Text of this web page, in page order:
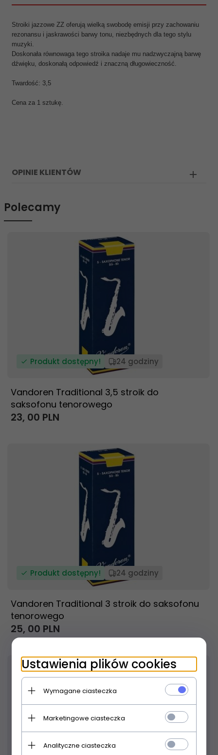
Stroiki jazzowe ZZ oferują wielką swobodę emisji przy zachowaniu
rezonansu i jaskrawości barwy tonu, niezbędnych dla tego stylu
muzyki.
Doskonała równowaga tego stroika nadaje mu nadzwyczajną barwę
dźwięku, doskonałą odpowiedź i znaczną długowieczność.
Twardość: 3,5
Cena za 1 sztukę.
OPINIE KLIENTÓW
Polecamy
Produkt dostępny! 24 godziny
Vandoren Traditional 3,5 stroik do
saksofonu tenorowego
23, 00 PLN
Produkt dostępny! 24 godziny
Vandoren Traditional 3 stroik do saksofonu
tenorowego
25, 00 PLN
18% TANIEJ
Ustawienia plików cookies
Wymagane ciasteczka
Marketingowe ciasteczka
Analityczne ciasteczka